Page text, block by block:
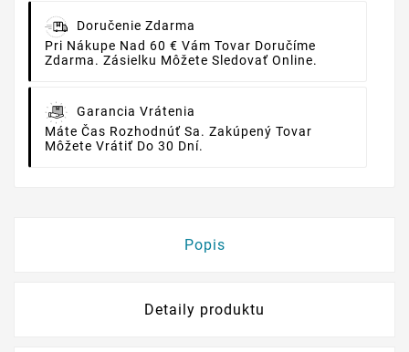
Doručenie Zdarma
Pri Nákupe Nad 60 € Vám Tovar Doručíme
Zdarma. Zásielku Môžete Sledovať Online.
Garancia Vrátenia
Máte Čas Rozhodnúť Sa. Zakúpený Tovar
Môžete Vrátiť Do 30 Dní.
Popis
Detaily produktu